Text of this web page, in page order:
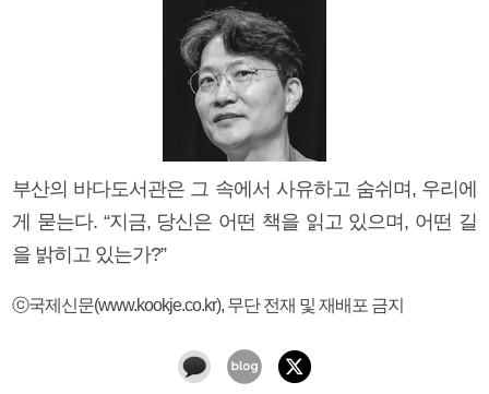
부산의 바다도서관은 그 속에서 사유하고 숨쉬며, 우리에
게 묻는다. “지금, 당신은 어떤 책을 읽고 있으며, 어떤 길
을 밝히고 있는가?”
ⓒ국제신문(www.kookje.co.kr), 무단 전재 및 재배포 금지